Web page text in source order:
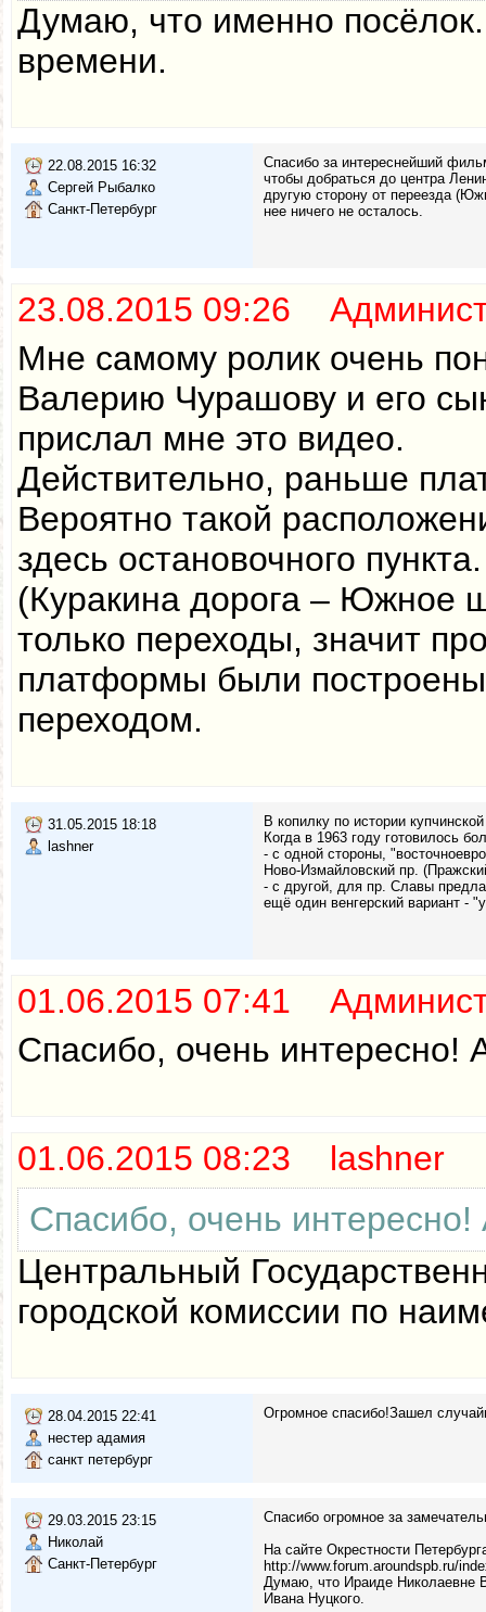
Думаю, что именно
времени.
22.08.2015 16:32
Сергей Рыбалко
Санкт-Петербург
Спасибо за интереснейший
чтобы добраться до центра
другую сторону от переезда
нее ничего не осталось.
23.08.2015 09:26
Мне самому ролик очень
Валерию Чурашову и его
прислал мне это видео.
Действительно, раньше
Вероятно такой
здесь остановочного
(Куракина дорога – Южное
только переходы, значит
платформы были
переходом.
31.05.2015 18:18
lashner
В копилку по истории
Когда в 1963 году готовилось
- c одной стороны,
Ново-Измайловский пр.
- с другой, для пр. Славы
ещё один венгерский вариант -
01.06.2015 07:41
Спасибо, очень интересно!
01.06.2015 08:23 lashner
Спасибо, очень
Центральный
городской комиссии по
28.04.2015 22:41
нестер адамия
санкт петербург
Огромное спасибо!Зашел
29.03.2015 23:15
Николай
Санкт-Петербург
Спасибо огромное за
На сайте Окрестности
http://www.forum.aroundspb.ru/
Думаю, что Ираиде Николаевне
Ивана Нуцкого.